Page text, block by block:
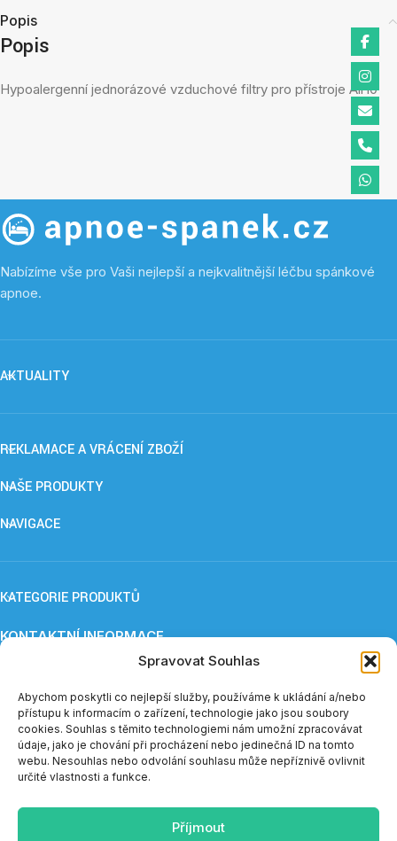
Spravovat Souhlas
Abychom poskytli co nejlepší služby, používáme k ukládání a/nebo
přístupu k informacím o zařízení, technologie jako jsou soubory
cookies. Souhlas s těmito technologiemi nám umožní zpracovávat
údaje, jako je chování při procházení nebo jedinečná ID na tomto
webu. Nesouhlas nebo odvolání souhlasu může nepříznivě ovlivnit
určité vlastnosti a funkce.
Příjmout
Popis
Popis
Hypoalergenní jednorázové vzduchové filtry pro přístroje Air10
Nabízíme vše pro Vaši nejlepší a nejkvalitnější léčbu spánkové
apnoe.
AKTUALITY
REKLAMACE A VRÁCENÍ ZBOŽÍ
NAŠE PRODUKTY
NAVIGACE
KATEGORIE PRODUKTŮ
KONTAKTNÍ INFORMACE
Eliška Maršíková
+420 739 253 345 (12:30 - 15:00)
eshop@apnoe-spanek.cz
IČO: 23362812
DIČ: CZ23362812
Telefonická podpora e-shopu je v měsíci červenci a sprnu
dostupná vždy do 14:00.